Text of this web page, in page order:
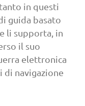
in questi
guida basato
li supporta, in
il suo
elettronica
navigazione